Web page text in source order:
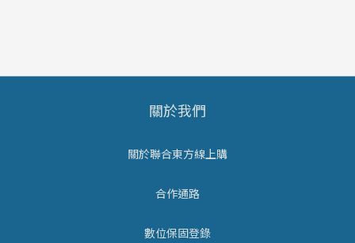
關於我們
關於聯合東方線上購
合作通路
數位保固登錄